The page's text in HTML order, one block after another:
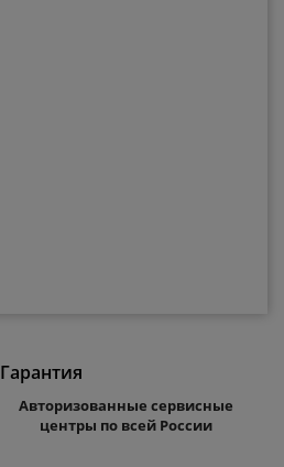
Гарантия
Авторизованные сервисные
центры по всей России